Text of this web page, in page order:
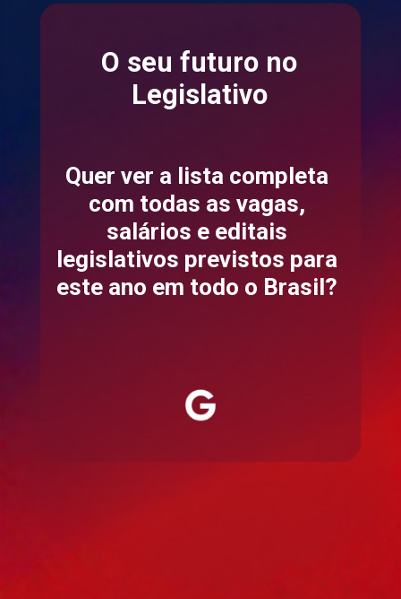
O seu futuro no
Legislativo
Quer ver a lista completa
com todas as vagas,
salários e editais
legislativos previstos para
este ano em todo o Brasil?